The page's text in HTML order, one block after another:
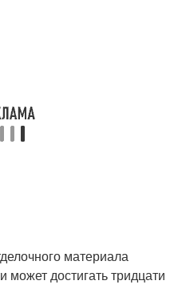
материала
может достигать тридцати